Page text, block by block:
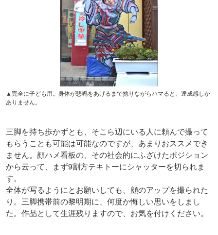
▲完全に子ども用。身体が悲鳴をあげるまで捻りながらハマると、達成感しか
ありません。
三脚を持ち歩かずとも、そこら辺にいる人に頼んで撮って
もらうことも可能は可能なのですが、あまりおススメでき
ません。顔ハメ看板の、その社会的にふざけたポジション
から云って、まず9割方テキトーにシャッターを切られま
す。
全体が写るようにとお願いしても、顔のアップを撮られた
り。三脚携帯前の黎明期に、何度か悔しい思いをしまし
た。作品として生涯残りますので、お気を付けください。